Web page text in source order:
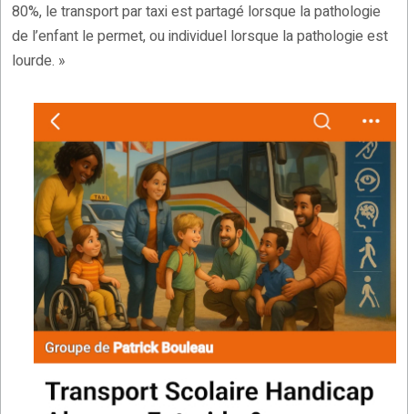
80%, le transport par taxi est partagé lorsque la pathologie
de l’enfant le permet, ou individuel lorsque la pathologie est
lourde. »